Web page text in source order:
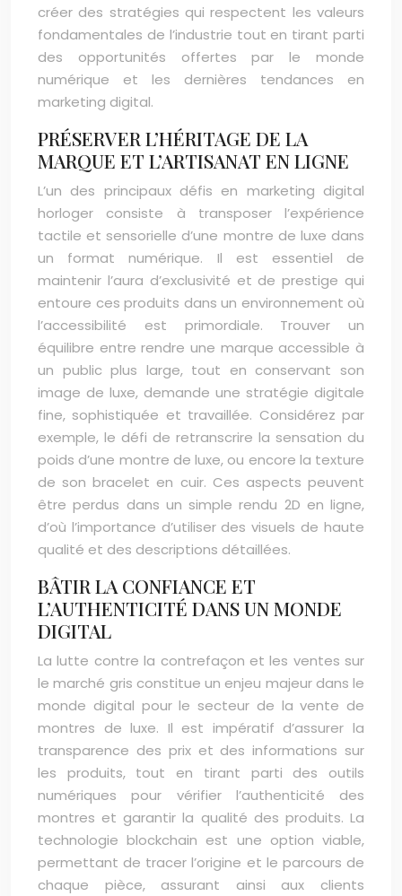
créer des stratégies qui respectent les valeurs
fondamentales de l’industrie tout en tirant parti
des opportunités offertes par le monde
numérique et les dernières tendances en
marketing digital.
PRÉSERVER L’HÉRITAGE DE LA
MARQUE ET L’ARTISANAT EN LIGNE
L’un des principaux défis en marketing digital
horloger consiste à transposer l’expérience
tactile et sensorielle d’une montre de luxe dans
un format numérique. Il est essentiel de
maintenir l’aura d’exclusivité et de prestige qui
entoure ces produits dans un environnement où
l’accessibilité est primordiale. Trouver un
équilibre entre rendre une marque accessible à
un public plus large, tout en conservant son
image de luxe, demande une stratégie digitale
fine, sophistiquée et travaillée. Considérez par
exemple, le défi de retranscrire la sensation du
poids d’une montre de luxe, ou encore la texture
de son bracelet en cuir. Ces aspects peuvent
être perdus dans un simple rendu 2D en ligne,
d’où l’importance d’utiliser des visuels de haute
qualité et des descriptions détaillées.
BÂTIR LA CONFIANCE ET
L’AUTHENTICITÉ DANS UN MONDE
DIGITAL
La lutte contre la contrefaçon et les ventes sur
le marché gris constitue un enjeu majeur dans le
monde digital pour le secteur de la vente de
montres de luxe. Il est impératif d’assurer la
transparence des prix et des informations sur
les produits, tout en tirant parti des outils
numériques pour vérifier l’authenticité des
montres et garantir la qualité des produits. La
technologie blockchain est une option viable,
permettant de tracer l’origine et le parcours de
chaque pièce, assurant ainsi aux clients